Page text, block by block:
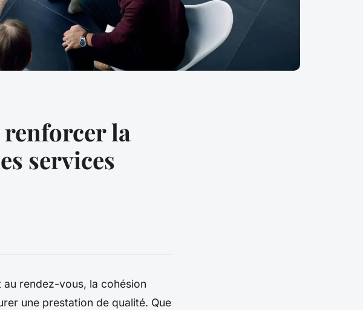
la
services
au rendez-vous, la cohésion
une prestation de qualité. Que